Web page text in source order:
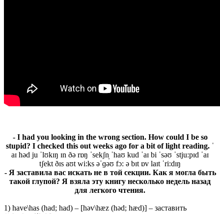
- I had you looking in the wrong section. How could I be so
stupid? I checked this out weeks ago for a bit of light reading. ˈ
aɪ həd ju ˈlʊkɪŋ ɪn ðə rɒŋ ˈsekʃn̩ ˈhaʊ kud ˈaɪ bi ˈsəʊ ˈstju:pɪd ˈaɪ
tʃekt ðɪs aʊt wi:ks əˈɡəʊ fɔ: ə bɪt ɒv laɪt ˈri:dɪŋ
- Я заставила вас искать не в той секции. Как я могла быть
такой глупой? Я взяла эту книгу несколько недель назад
для легкого чтения.
1) have\has (had; had) – [həv\hæz (həd; hæd)] – заставить